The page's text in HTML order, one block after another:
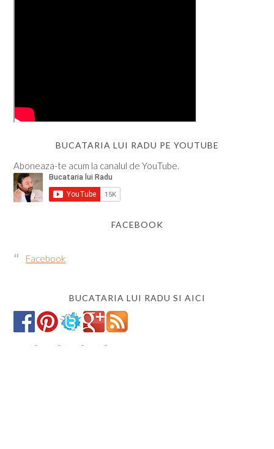
BUCATARIA LUI RADU PE YOUTUBE
Aboneaza-te acum la canalul de YouTube.
FACEBOOK
Facebook
BUCATARIA LUI RADU SI AICI